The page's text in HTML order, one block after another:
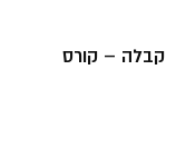
קבלה – קורס